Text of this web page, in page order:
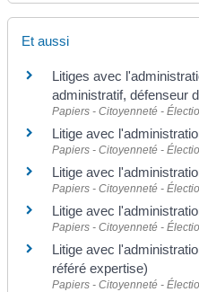
Et aussi
Litiges avec
administratif, défenseur
Papiers - Citoyenneté -
Litige avec
Papiers - Citoyenneté -
Litige avec
Papiers - Citoyenneté -
Litige avec
Papiers - Citoyenneté -
Litige avec
référé expertise)
Papiers - Citoyenneté -